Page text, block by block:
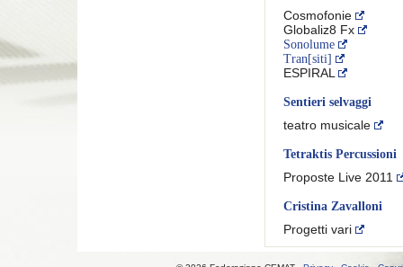
Cosmofonie
Globaliz8 Fx
Sonolume
Tran[siti]
ESPIRAL
Sentieri selvaggi
teatro musicale
Tetraktis Percussioni
Proposte Live 2011
Cristina Zavalloni
Progetti vari